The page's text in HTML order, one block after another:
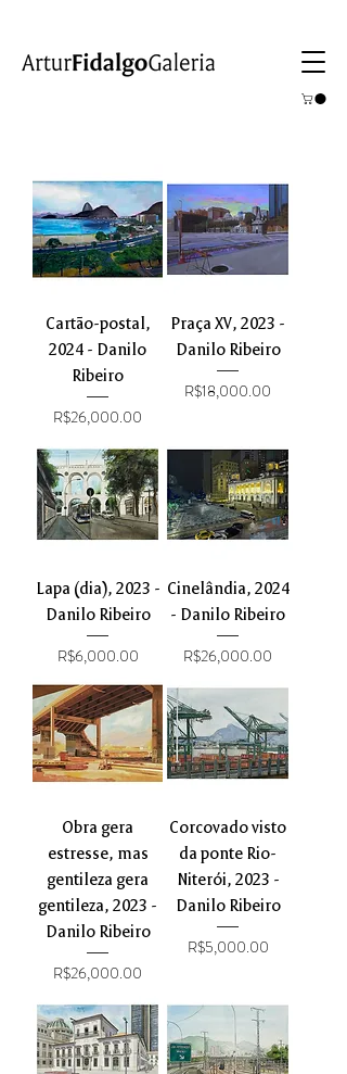
Cartão-postal,
2024 - Danilo
Ribeiro
Price
R$26,000.00
Praça XV, 2023 -
Danilo Ribeiro
Price
R$18,000.00
Lapa (dia), 2023 -
Danilo Ribeiro
Price
R$6,000.00
Cinelândia, 2024
- Danilo Ribeiro
Price
R$26,000.00
Obra gera
estresse, mas
gentileza gera
gentileza, 2023 -
Danilo Ribeiro
Price
R$26,000.00
Corcovado visto
da ponte Rio-
Niterói, 2023 -
Danilo Ribeiro
Price
R$5,000.00